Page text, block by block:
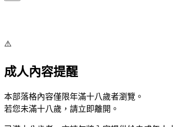
⚠️
成人內容提醒
本部落格內容僅限年滿十八歲者瀏覽。
若您未滿十八歲，請立即離開。